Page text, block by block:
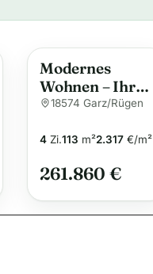
Modernes
Wohnen – Ihr
Traumhaus für
Familie
18574 Garz/Rügen
4 Zi.113 m²2.317 €/m²
261.860 €